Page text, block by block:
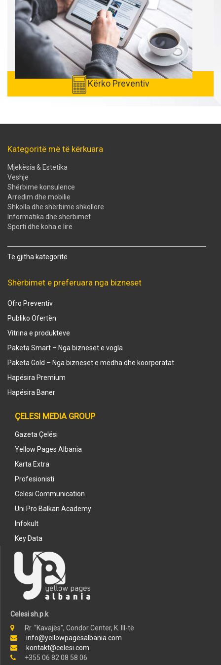
Kërko Preventiv
Kategoritë më të kërkuara
Mjekësia & Estetika
Veshje
Shërbime konsulence
Arredim dhe mobilie
Shkolla dhe shërbime shkollore
Informatika dhe shërbimet
Sporti dhe koha e lirë
Të gjitha kategoritë
Shërbimet e preferuara nga bizneset
Ofro Preventiv
Publiko Ofertën
Vitrina e produkteve
Paketa Smart – Nga bizneset e vogla
Paketa Gold – Nga bizneset e mëdha dhe koorporatat
Hapësira Premium
Hapësira Baner
ÇELESI MEDIA GROUP
Gazeta Çelësi
Yellow Pages Albania
Karta Extra
Profesionisti
Celesi Communication
Uni Pro Balkan Academy
Infokult
Key Data
Celesi sh.p.k
Rr. “Kavajës”, Condor Center, K. III-të
info@yellowpagesalbania.com
kontakt@celesi.com
+355 06 82 08 58 06